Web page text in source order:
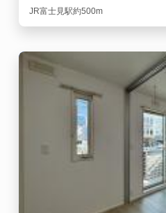
JR富士見駅約500m